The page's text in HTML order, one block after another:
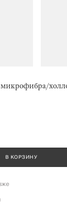
микрофибра/
В КОРЗИНУ